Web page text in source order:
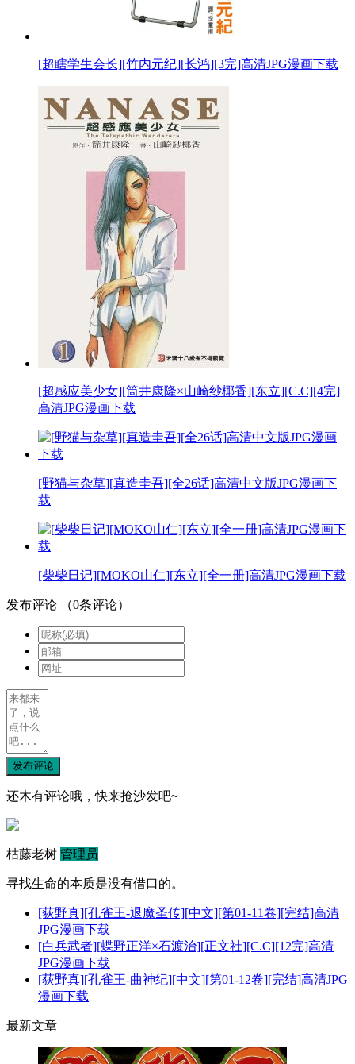
[超瞎学生会长][竹内元纪][长鸿][3完]高清JPG漫画下载
[超感应美少女][筒井康隆×山崎纱椰香][东立][C.C][4完]
高清JPG漫画下载
[野猫与杂草][真造圭吾][全26话]高清中文版JPG漫画下
载
[柴柴日记][MOKO山仁][东立][全一册]高清JPG漫画下载
发布评论 （0条评论）
发布评论
还木有评论哦，快来抢沙发吧~
枯藤老树 管理员
寻找生命的本质是没有借口的。
[荻野真][孔雀王-退魔圣传][中文][第01-11卷][完结]高清
JPG漫画下载
[白兵武者][蝶野正洋×石渡治][正文社][C.C][12完]高清
JPG漫画下载
[荻野真][孔雀王-曲神纪][中文][第01-12卷][完结]高清JPG
漫画下载
最新文章